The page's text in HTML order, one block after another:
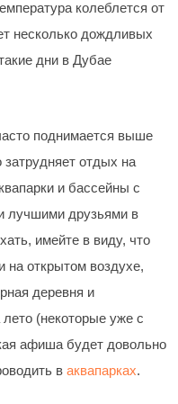
колеблется от
несколько дождливых
дни в Дубае
поднимается выше
затрудняет отдых на
и бассейны с
лучшими друзьями в
имейте в виду, что
на открытом воздухе,
деревня и
(некоторые уже с
афиша будет довольно
в аквапарках.